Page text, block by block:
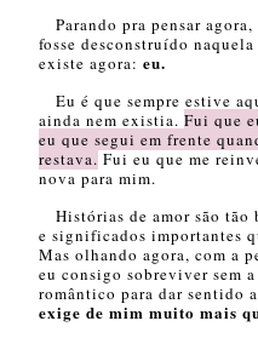
Parando pra pensar
fosse desconstruído
existe agora: eu.
Eu é que sempre estive
ainda nem existia. Fui que
eu que segui em frente
restava. Fui eu que me
nova para mim.
Histórias de amor são tão
e significados importantes
Mas olhando agora, com a
eu consigo sobreviver sem
romântico para dar sentido
exige de mim muito mais